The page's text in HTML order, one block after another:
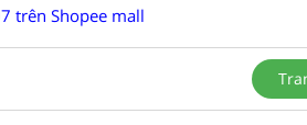
trên Shopee mall